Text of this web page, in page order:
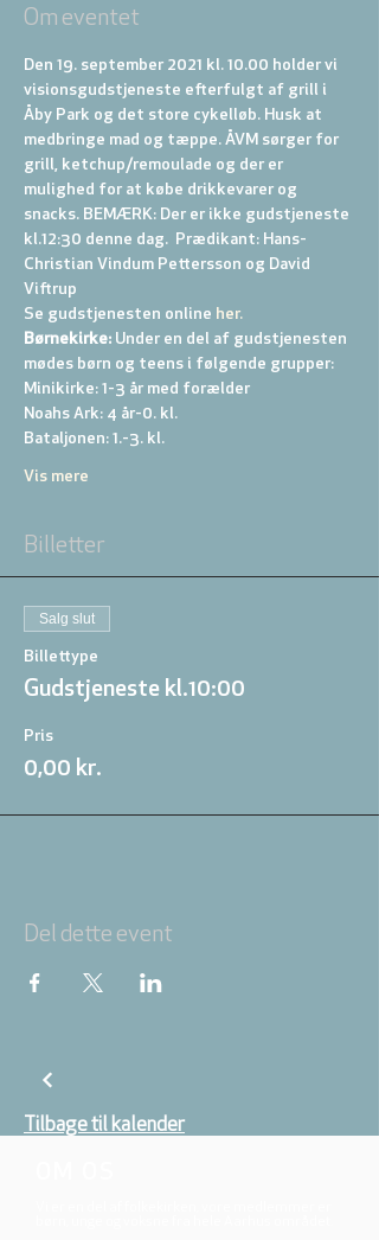
Om eventet
Den 19. september 2021 kl. 10.00 holder vi
visionsgudstjeneste efterfulgt af grill i
Åby Park og det store cykelløb. Husk at
medbringe mad og tæppe. ÅVM sørger for
grill, ketchup/remoulade og der er
mulighed for at købe drikkevarer og
snacks. BEMÆRK: Der er ikke gudstjeneste
kl.12:30 denne dag.  Prædikant: Hans-
Christian Vindum Pettersson og David
Viftrup
Se gudstjenesten online her.
Børnekirke: Under en del af gudstjenesten
mødes børn og teens i følgende grupper:
Minikirke: 1-3 år med forælder
Noahs Ark: 4 år-0. kl.
Bataljonen: 1.-3. kl.
Vis mere
Billetter
Salg slut
Billettype
Gudstjeneste kl.10:00
Pris
0,00 kr.
Del dette event
Tilbage til kalender